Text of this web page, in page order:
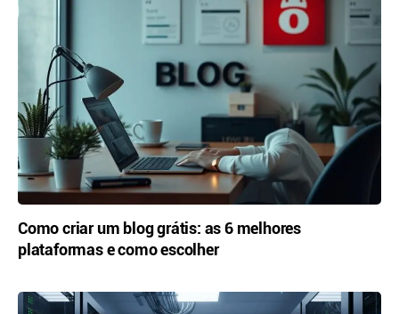
Como criar um blog grátis: as 6 melhores
plataformas e como escolher